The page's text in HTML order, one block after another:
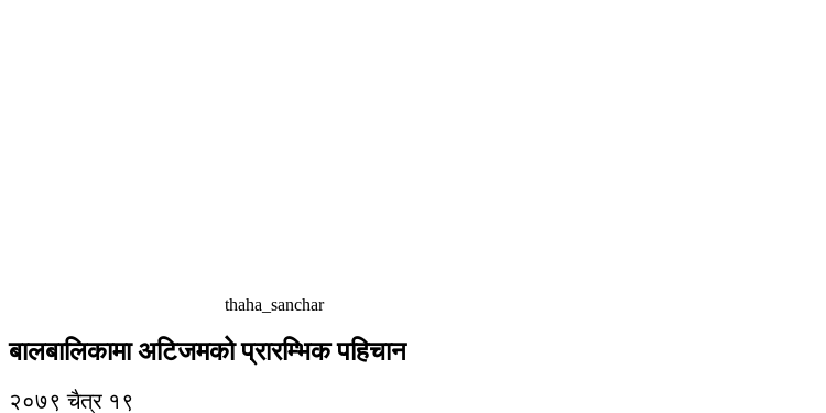
thaha_sanchar
बालबालिकामा अटिजमको प्रारम्भिक पहिचान
२०७९ चैत्र १९